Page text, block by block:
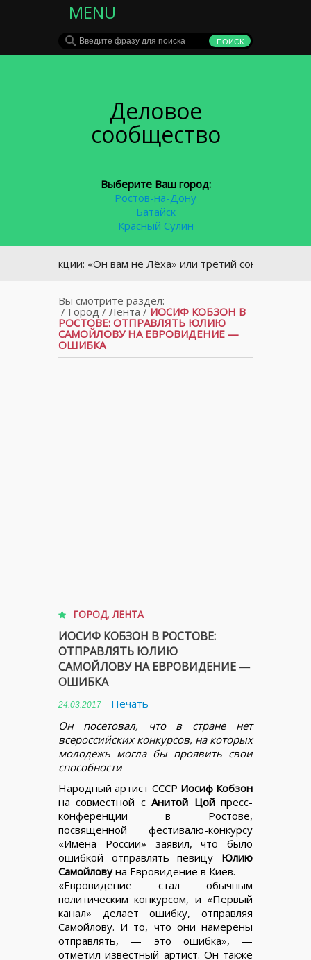
MENU
Деловое
сообщество
Выберите Ваш город:
Ростов-на-Дону
Батайск
Красный Сулин
«Он вам не Лёха» или третий сон Алексея
Вы смотрите раздел:
/ Город/ Лента / ИОСИФ КОБЗОН В
РОСТОВЕ: ОТПРАВЛЯТЬ ЮЛИЮ
САМОЙЛОВУ НА ЕВРОВИДЕНИЕ —
ОШИБКА
ГОРОД,ЛЕНТА
ИОСИФ КОБЗОН В РОСТОВЕ:
ОТПРАВЛЯТЬ ЮЛИЮ
САМОЙЛОВУ НА ЕВРОВИДЕНИЕ —
ОШИБКА
24.03.2017
Печать
Он посетовал, что в стране нет
всероссийских конкурсов, на которых
молодежь могла бы проявить свои
способности
Народный артист СССР Иосиф Кобзон
на совместной сАнитой Цойпресс-
конференции в Ростове,
посвященной фестивалю-конкурсу
«Имена России» заявил, что было
ошибкой отправлять певицу Юлию
Самойловуна Евровидение в Киев.
«Евровидение стал обычным
политическим конкурсом, и «Первый
канал» делает ошибку, отправляя
Самойлову. И то, что они намерены
отправлять, — это ошибка», —
отметил известный артист. Он также